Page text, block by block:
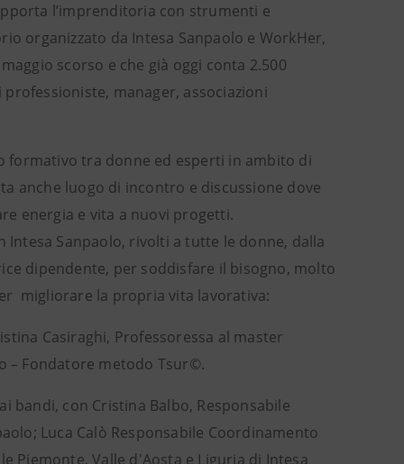
l’imprenditoria con strumenti e
organizzato da Intesa Sanpaolo e WorkHer,
scorso e che già oggi conta 2.500
manager, associazioni
formativo tra donne ed esperti in ambito di
anche luogo di incontro e discussione dove
energia e vita a nuovi progetti.
Sanpaolo, rivolti a tutte le donne, dalla
dipendente, per soddisfare il bisogno, molto
migliorare la propria vita lavorativa:
Casiraghi, Professoressa al master
– Fondatore metodo Tsur©.
bandi, con Cristina Balbo, Responsabile
Luca Calò Responsabile Coordinamento
Piemonte, Valle d'Aosta e Liguria di Intesa